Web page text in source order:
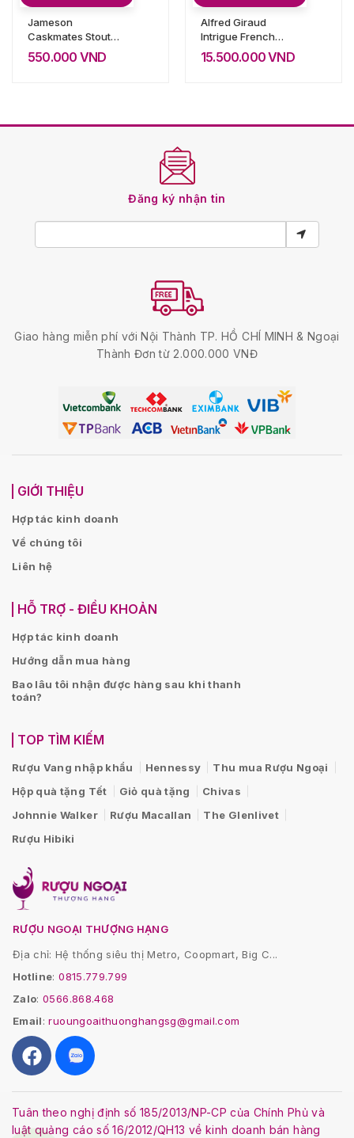
Jameson
Caskmates Stout
Edition
550.000 VND
Alfred Giraud
Intrigue French
Malt Whisky
15.500.000VND
Đăng ký nhận tin
Giao hàng miễn phí với Nội Thành TP. HỒ CHÍ MINH & Ngoại
Thành Đơn từ 2.000.000 VNĐ
GIỚI THIỆU
Hợp tác kinh doanh
Về chúng tôi
Liên hệ
HỖ TRỢ - ĐIỀU KHOẢN
Hợp tác kinh doanh
Hướng dẫn mua hàng
Bao lâu tôi nhận được hàng sau khi thanh
toán?
TOP TÌM KIẾM
Rượu Vang nhập khẩu Hennessy
Thu mua Rượu Ngoại
Hộp quà tặng Tết
Giỏ quà tặng
Chivas
Johnnie Walker
Rượu Macallan
The Glenlivet
Rượu Hibiki
RƯỢU NGOẠI THƯỢNG HẠNG
Địa chỉ: Hệ thống siêu thị Metro, Coopmart, Big C...
Hotline:0815.779.799
Zalo:0566.868.468
Email:ruoungoaithuonghangsg@gmail.com
Tuân theo nghị định số 185/2013/NP-CP của Chính Phủ và
luật quảng cáo số 16/2012/QH13 về kinh doanh bán hàng